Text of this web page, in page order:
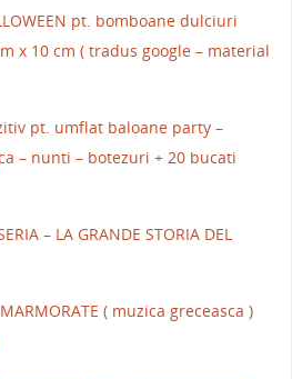
pt. bomboane dulciuri
x 10 cm ( tradus google – material
pt. umflat baloane party –
– nunti – botezuri + 20 bucati
– LA GRANDE STORIA DEL
( muzica greceasca )